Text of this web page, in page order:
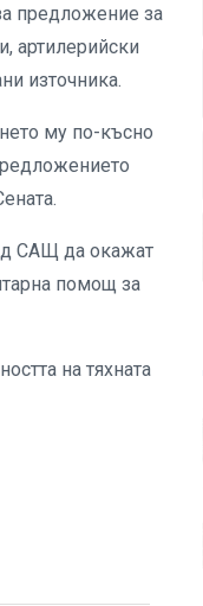
предложение за
артилерийски
източника.
му по-късно
САЩ да окажат
помощ за
на тяхната